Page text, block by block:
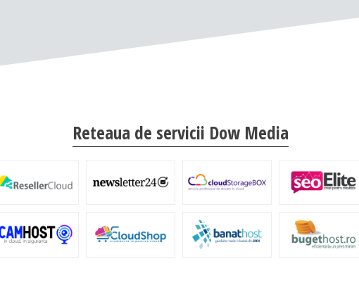
Reteaua de servicii Dow Media